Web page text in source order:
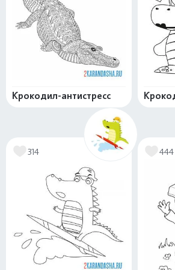
Крокодил-антистресс
314 444